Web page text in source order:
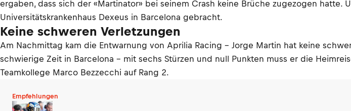
ergaben, dass sich der «Martinator» bei seinem Crash keine Brüche zugezogen
Universitätskrankenhaus Dexeus in Barcelona gebracht.
Keine schweren Verletzungen
Am Nachmittag kam die Entwarnung von Aprilia Racing – Jorge Martin hat keine
schwierige Zeit in Barcelona – mit sechs Stürzen und null Punkten muss er die
Teamkollege Marco Bezzecchi auf Rang 2.
Empfehlungen